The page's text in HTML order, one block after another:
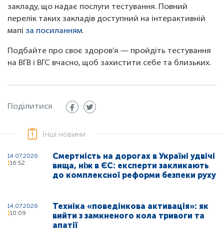
закладу, що надає послуги тестування. Повний
перелік таких закладів доступний на інтерактивній
мапі за посиланням.
Подбайте про своє здоров’я — пройдіть тестування
на ВГВ і ВГС вчасно, щоб захистити себе та близьких.
Поділитися
Інші новини
14.07.2026
16:52
Смертність на дорогах в Україні удвічі
вища, ніж в ЄС: експерти закликають
до комплексної реформи безпеки руху
14.07.2026
10:09
Техніка «поведінкова активація»: як
вийти з замкненого кола тривоги та
апатії